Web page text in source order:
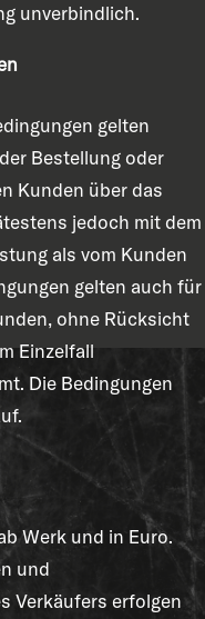
unverbindlich.
gelten
Bestellung oder
Kunden über das
jedoch mit dem
als vom Kunden
gelten auch für
ohne Rücksicht
Einzelfall
Die Bedingungen
Werk und in Euro.
und
Verkäufers erfolgen